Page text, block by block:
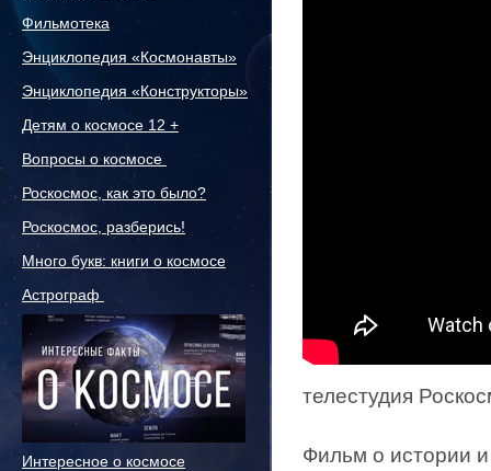
Фильмотека
Энциклопедия «Космонавты»
Энциклопедия «Конструкторы»
Детям о космосе 12 +
Вопросы о космосе
Роскосмос, как это было?
Роскосмос, разберись!
Много букв: книги о космосе
Астрограф
Интересное о космосе
телестудия
Фильм о истории